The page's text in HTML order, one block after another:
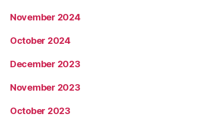
November 2024
October 2024
December 2023
November 2023
October 2023